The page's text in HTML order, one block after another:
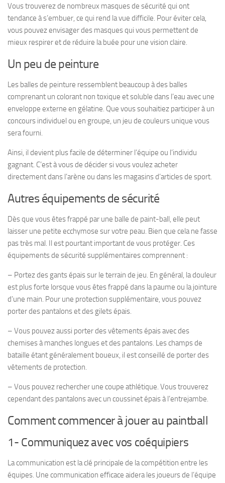
Vous trouverez de nombreux masques de sécurité qui ont
tendance à s’embuer, ce qui rend la vue difficile. Pour éviter cela,
vous pouvez envisager des masques qui vous permettent de
mieux respirer et de réduire la buée pour une vision claire.
Un peu de peinture
Les balles de peinture ressemblent beaucoup à des balles
comprenant un colorant non toxique et soluble dans l’eau avec une
enveloppe externe en gélatine. Que vous souhaitiez participer à un
concours individuel ou en groupe, un jeu de couleurs unique vous
sera fourni.
Ainsi, il devient plus facile de déterminer l’équipe ou l’individu
gagnant. C’est à vous de décider si vous voulez acheter
directement dans l’arène ou dans les magasins d’articles de sport.
Autres équipements de sécurité
Dès que vous êtes frappé par une balle de paint-ball, elle peut
laisser une petite ecchymose sur votre peau. Bien que cela ne fasse
pas très mal. Il est pourtant important de vous protéger. Ces
équipements de sécurité supplémentaires comprennent :
– Portez des gants épais sur le terrain de jeu. En général, la douleur
est plus forte lorsque vous êtes frappé dans la paume ou la jointure
d’une main. Pour une protection supplémentaire, vous pouvez
porter des pantalons et des gilets épais.
– Vous pouvez aussi porter des vêtements épais avec des
chemises à manches longues et des pantalons. Les champs de
bataille étant généralement boueux, il est conseillé de porter des
vêtements de protection.
– Vous pouvez rechercher une coupe athlétique. Vous trouverez
cependant des pantalons avec un coussinet épais à l’entrejambe.
Comment commencer à jouer au paintball
1- Communiquez avec vos coéquipiers
La communication est la clé principale de la compétition entre les
équipes. Une communication efficace aidera les joueurs de l’équipe